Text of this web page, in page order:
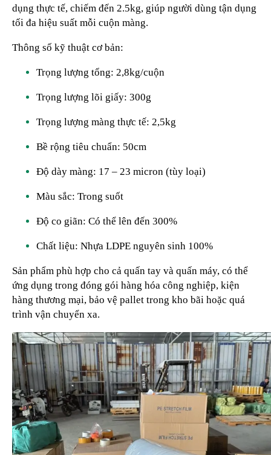
dụng thực tế, chiếm đến 2.5kg, giúp người dùng tận dụng
tối đa hiệu suất mỗi cuộn màng.
Thông số kỹ thuật cơ bản:
Trọng lượng tổng: 2,8kg/cuộn
Trọng lượng lõi giấy: 300g
Trọng lượng màng thực tế: 2,5kg
Bề rộng tiêu chuẩn: 50cm
Độ dày màng: 17 – 23 micron (tùy loại)
Màu sắc: Trong suốt
Độ co giãn: Có thể lên đến 300%
Chất liệu: Nhựa LDPE nguyên sinh 100%
Sản phẩm phù hợp cho cả quấn tay và quấn máy, có thể
ứng dụng trong đóng gói hàng hóa công nghiệp, kiện
hàng thương mại, bảo vệ pallet trong kho bãi hoặc quá
trình vận chuyển xa.